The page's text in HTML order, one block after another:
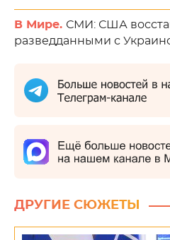
В Мире. СМИ: США
разведданными с
ДРУГИЕ СЮЖЕТЫ